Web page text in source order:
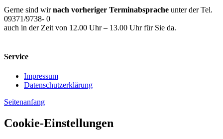
Gerne sind wirnach vorheriger Terminabsprache unter der Tel.
09371/9738- 0
auch in der Zeit von 12.00 Uhr – 13.00 Uhr für Sie da.
Service
Impressum
Datenschutzerklärung
Seitenanfang
Cookie-Einstellungen